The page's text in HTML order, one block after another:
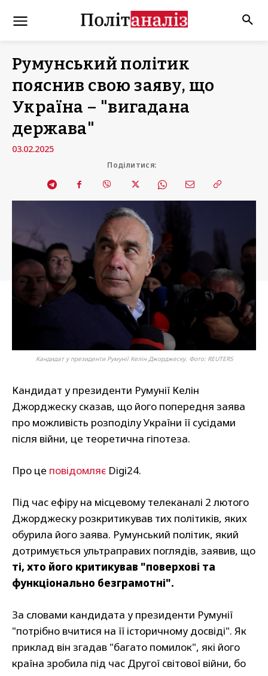
Румунський політик
пояснив свою заяву, що
Україна – "вигадана
держава"
03.02.2025
Поділитися:
Кандидат у президенти Румунії Келін Джорджеску. Фото: REUTERS
Кандидат у президенти Румунії Келін
Джорджеску сказав, що його попередня заява
про можливість розподілу України її сусідами
після війни, це теоретична гіпотеза.
Про це повідомляє Digi24.
Під час ефіру на місцевому телеканалі 2 лютого
Джорджеску розкритикував тих політиків, яких
обурила його заява. Румунський політик, який
дотримується ультраправих поглядів, заявив, що
ті, хто його критикував "поверхові та
функціонально безграмотні".
За словами кандидата у президенти Румунії
"потрібно вчитися на її історичному досвіді". Як
приклад він згадав "багато помилок", які його
країна зробила під час Другої світової війни, бо